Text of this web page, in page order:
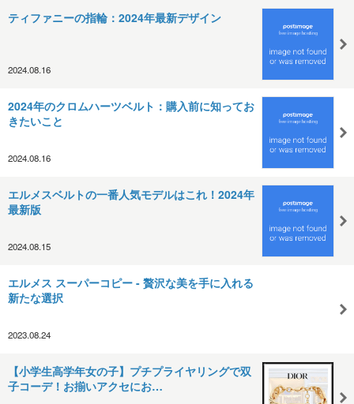
ティファニーの指輪：2024年最新デザイン
2024.08.16
2024年のクロムハーツベルト：購入前に知ってお
きたいこと
2024.08.16
エルメスベルトの一番人気モデルはこれ！2024年
最新版
2024.08.15
エルメス スーパーコピー - 贅沢な美を手に入れる
新たな選択
2023.08.24
【小学生高学年女の子】プチプライヤリングで双
子コーデ！お揃いアクセにお…